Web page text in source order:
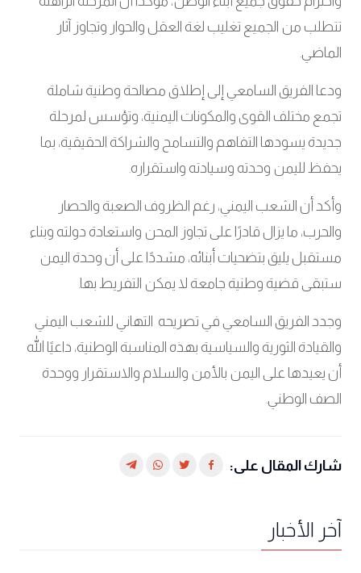
تتطلب من الجميع تغليب لغة العقل والحوار وتجاوز آثار
الماضي.
ودعا الفريق السامعي إلى إطلاق مصالحة وطنية شاملة
تجمع مختلف القوى والمكونات اليمنية، وتؤسس لمرحلة
جديدة يسودها التفاهم والتسامح والشراكة الحقيقية، بما
يحفظ لليمن وحدته وسيادته واستقراره.
وأكد أن الشعب اليمني، رغم الظروف الصعبة والحصار
والحرب، ما يزال قادرًا على تجاوز المحن واستعادة دولته وبناء
مستقبل يليق بتضحيات أبنائه، مشددًا على أن وحدة اليمن
ستبقى قضية وطنية جامعة لا يمكن التفريط بها.
وجدد الفريق السامعي في تصريحه التهاني للشعب اليمني
والقيادة الثورية والسياسية بهذه المناسبة الوطنية، داعيًا الله
أن يعيدها على اليمن بالأمن والسلام والاستقرار ووحدة
الصف الوطني.
شارك المقال على:
آخر الأخبار